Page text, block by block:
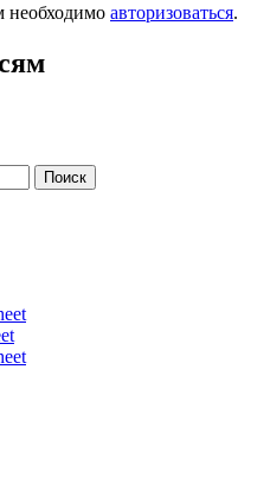
необходимо авторизоваться.